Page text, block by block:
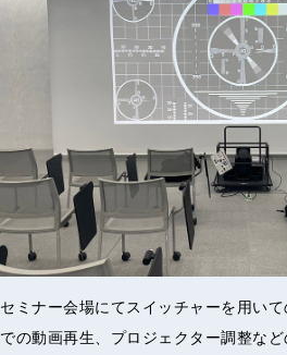
セミナー会場にてスイッチャーを用い
での動画再生、プロジェクター調整な